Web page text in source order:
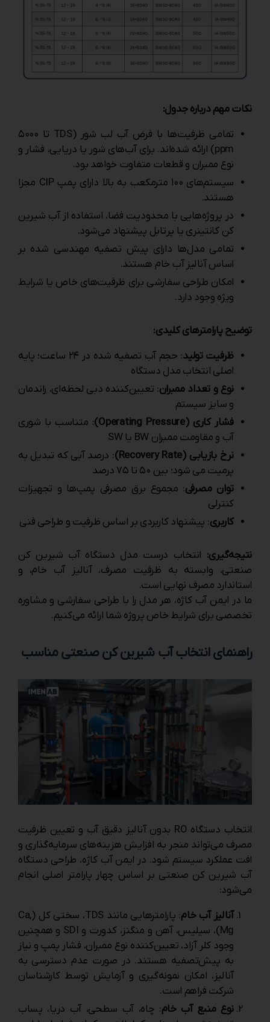
نکات مهم درباره جدول:
تمامی ظرفیت‌ها با فرض آب لب شور (TDS تا ۵۰۰۰
ppm) ارائه شده‌اند. برای آب‌های شور یا دریایی، فشار و
نوع ممبران و قطعات متفاوت خواهد بود.
سیستم‌های ۱۰۰ مترمکعب به بالا دارای پمپ CIP مجزا
هستند.
در پروژه‌هایی با محدودیت فضا، استفاده از آب شیرین
کن کانتینری یا پرتابل پیشنهاد می‌شود.
تمامی مدل‌ها دارای پیش تصفیه مهندسی شده بر
اساس آنالیز آب خام هستند.
امکان طراحی سفارشی برای ظرفیت‌های خاص یا شرایط
ویژه وجود دارد.
توضیح پارامترهای کلیدی:
ظرفیت تولید
: حجم آب تصفیه ‌شده در ۲۴ ساعت؛ پایه
اصلی انتخاب مدل دستگاه
نوع و تعداد ممبران: تعیین‌کننده دبی لحظه‌ای، راندمان
و سایز سیستم
فشار کاری (Operating Pressure)
: متناسب با شوری
آب و مقاومت ممبران BW یا SW
نرخ بازیابی (Recovery Rate)
: درصد آبی که تبدیل به
پرمیت می ‌شود؛ بین ۵۰ تا ۷۵ درصد
توان مصرفی: مجموع برق مصرفی پمپ‌ها و تجهیزات
کنترلی
کاربری: پیشنهاد کاربردی بر اساس ظرفیت و طراحی فنی
نتیجه‌گیری: انتخاب درست مدل دستگاه آب شیرین کن
صنعتی، وابسته به ظرفیت مصرف، آنالیز آب خام، و
استاندارد مصرف نهایی است.
ما در ایمن آب کاژه، هر مدل را با طراحی سفارشی و مشاوره
تخصصی برای شرایط خاص پروژه شما ارائه می‌کنیم.
راهنمای انتخاب آب شیرین کن صنعتی مناسب
انتخاب دستگاه RO بدون آنالیز دقیق آب و تعیین ظرفیت
مصرف می‌تواند منجر به افزایش هزینه‌های سرمایه‌گذاری و
افت عملکرد سیستم شود. در ایمن آب کاژه، طراحی دستگاه
آب شیرین کن صنعتی بر اساس چهار پارامتر اصلی انجام
می‌شود:
آنالیز آب خام
: پارامترهایی مانند TDS، سختی کل (Ca,
Mg)، سیلیس، آهن و منگنز، کدورت و SDI و همچنین
وجود کلر آزاد، تعیین‌کننده نوع ممبران، فشار پمپ و نیاز
به پیش‌تصفیه هستند. در صورت عدم دسترسی به
آنالیز، امکان نمونه‌گیری و آزمایش توسط کارشناسان
شرکت فراهم است.
نوع منبع آب خام: چاه، آب سطحی، آب دریا، پساب